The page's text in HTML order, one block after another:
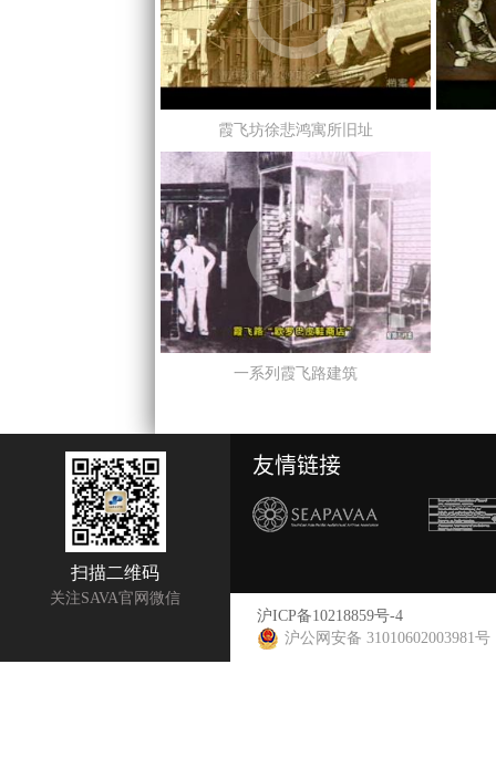
霞飞坊徐悲鸿寓所旧址
一系列霞飞路建筑
扫描二维码
关注SAVA官网微信
友情链接
沪ICP备10218859号-4
沪公网安备 31010602003981号